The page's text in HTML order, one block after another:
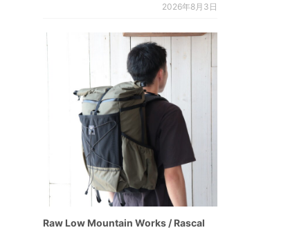
2026年8月3日
Raw Low Mountain Works / Rascal